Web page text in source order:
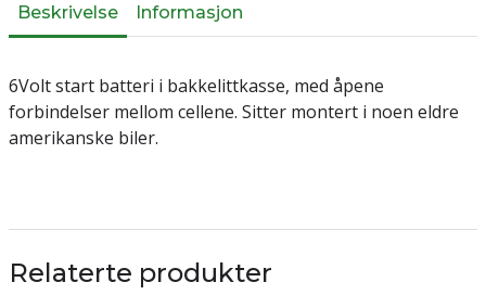
Beskrivelse Informasjon
6Volt start batteri i bakkelittkasse, med åpene
forbindelser mellom cellene. Sitter montert i noen eldre
amerikanske biler.
Relaterte produkter